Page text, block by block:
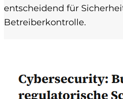
entscheidend für
Betreiberkontrolle.